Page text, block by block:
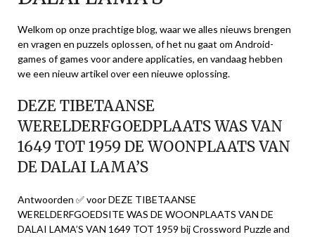
Welkom op onze prachtige blog, waar we alles nieuws brengen
en vragen en puzzels oplossen, of het nu gaat om Android-
games of games voor andere applicaties, en vandaag hebben
we een nieuw artikel over een nieuwe oplossing.
DEZE TIBETAANSE
WERELDERFGOEDPLAATS WAS VAN
1649 TOT 1959 DE WOONPLAATS VAN
DE DALAI LAMA’S
Antwoorden ✅ voor DEZE TIBETAANSE
WERELDERFGOEDSITE WAS DE WOONPLAATS VAN DE
DALAI LAMA’S VAN 1649 TOT 1959 bij Crossword Puzzle and